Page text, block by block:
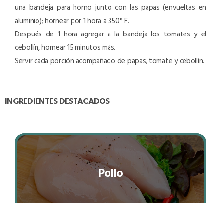
una bandeja para horno junto con las papas (envueltas en
aluminio); hornear por 1 hora a 350° F.
Después de 1 hora agregar a la bandeja los tomates y el
cebollín, hornear 15 minutos más.
Servir cada porción acompañado de papas, tomate y cebollín.
INGREDIENTES DESTACADOS
Pollo